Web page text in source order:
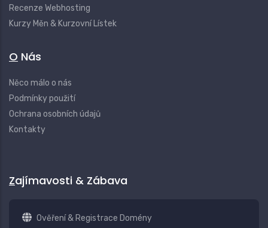
Recenze Webhosting
Kurzy Měn & Kurzovní Lístek
O Nás
Něco málo o nás
Podmínky použití
Ochrana osobních údajů
Kontakty
Zajímavosti & Zábava
Ověření & Registrace Domény